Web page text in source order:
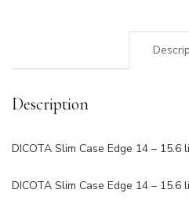
Description
DICOTA Slim Case Edge 14 –
DICOTA Slim Case Edge 14 –